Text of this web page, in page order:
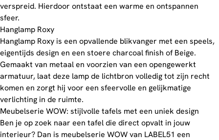
verspreid. Hierdoor ontstaat een warme en ontspannen
sfeer.
Hanglamp Roxy
Hanglamp Roxy is een opvallende blikvanger met een speels,
eigentijds design en een stoere charcoal finish of Beige.
Gemaakt van metaal en voorzien van een opengewerkt
armatuur, laat deze lamp de lichtbron volledig tot zijn recht
komen en zorgt hij voor een sfeervolle en gelijkmatige
verlichting in de ruimte.
Meubelserie WOW: stijlvolle tafels met een uniek design
Ben je op zoek naar een tafel die direct opvalt in jouw
interieur? Dan is meubelserie WOW van LABEL51 een